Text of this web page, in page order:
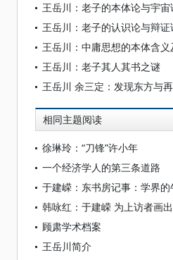
王岳川：老子的本体论与宇宙
王岳川：老子的认识论与辩证
王岳川：老子其人其书之谜
王岳川 余三定：发现东方与
相同主题阅读
徐琳玲：“刀锋”许小年
一个经济学人的第三条道路
于建嵘：东书房记事：学界
韩咏红：于建嵘 为上访者画
顾肃学术档案
王岳川简介